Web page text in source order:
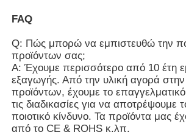
FAQ
Q: Πώς μπορώ να εμπιστευθώ την
προϊόντων σας;
Α: Έχουμε περισσότερο από 10 έτη
εξαγωγής. Από την υλική αγορά
προϊόντων, έχουμε το
τις διαδικασίες για να αποτρέψουμε
ποιοτικό κίνδυνο. Τα προϊόντα μας
από το CE & ROHS κ.λπ.